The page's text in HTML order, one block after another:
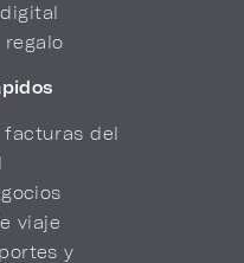
regalo
facturas del
viaje
y